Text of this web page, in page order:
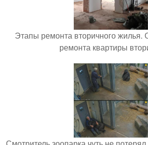
Этапы ремонта вторичного жилья.
ремонта квартиры